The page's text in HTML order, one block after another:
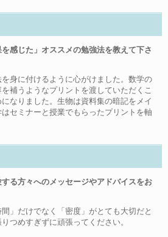
感じた」オススメの勉強法を教えて下さ
身に付けるように心がけました。数学の
補うようなプリントを渡していただくこ
なりました。生物は資料集の暗記をメイ
セミナーと授業でもらったプリントを軸
る方々へのメッセージやアドバイスをお
」だけでなく「密度」がとても大切だと
つめすぎずに頑張ってください。